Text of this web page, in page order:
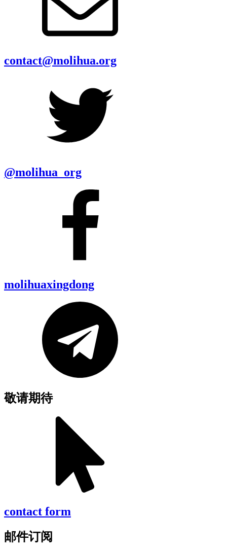
contact@molihua.org
@molihua_org
molihuaxingdong
敬请期待
contact form
邮件订阅